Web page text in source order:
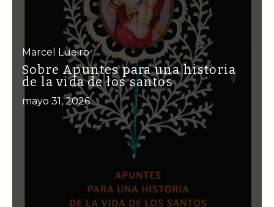
Marcel Lueiro
Sobre Apuntes para una historia
de la vida de los santos
mayo 31, 2026